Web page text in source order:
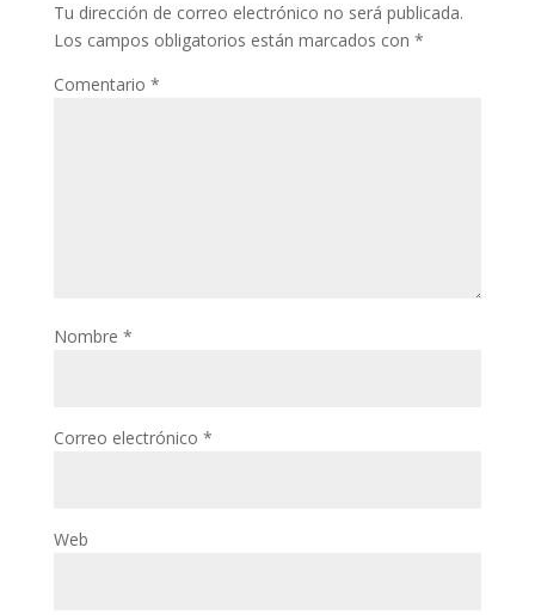
Tu dirección de correo electrónico no será publicada.
Los campos obligatorios están marcados con *
Comentario *
Nombre *
Correo electrónico *
Web